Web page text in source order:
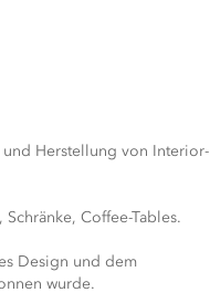
Herstellung von Interior-
Coffee-Tables.
Design und dem
wurde.